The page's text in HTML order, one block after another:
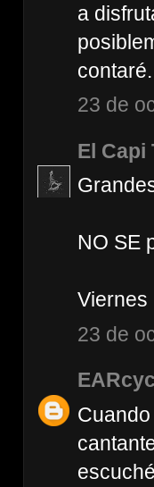
a
contaré.
23 de
El Capi
NO SE
Viernes
23 de